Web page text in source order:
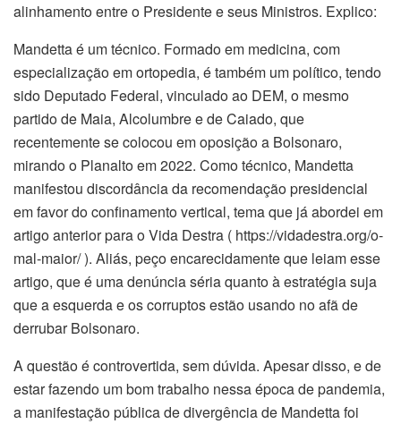
alinhamento entre o Presidente e seus Ministros. Explico:
Mandetta é um técnico. Formado em medicina, com
especialização em ortopedia, é também um político, tendo
sido Deputado Federal, vinculado ao DEM, o mesmo
partido de Maia, Alcolumbre e de Caiado, que
recentemente se colocou em oposição a Bolsonaro,
mirando o Planalto em 2022. Como técnico, Mandetta
manifestou discordância da recomendação presidencial
em favor do confinamento vertical, tema que já abordei em
artigo anterior para o Vida Destra ( https://vidadestra.org/o-
mal-maior/ ). Aliás, peço encarecidamente que leiam esse
artigo, que é uma denúncia séria quanto à estratégia suja
que a esquerda e os corruptos estão usando no afã de
derrubar Bolsonaro.
A questão é controvertida, sem dúvida. Apesar disso, e de
estar fazendo um bom trabalho nessa época de pandemia,
a manifestação pública de divergência de Mandetta foi